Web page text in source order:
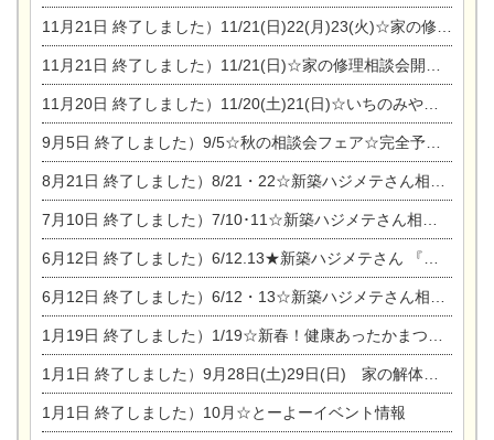
11月21日 終了しました）11/21(日)22(月)23(火)☆家の修理まつり＆増改築リフォーム相談会
11月21日 終了しました）11/21(日)☆家の修理相談会開催 in 扶桑オークビレッジ
11月20日 終了しました）11/20(土)21(日)☆いちのみや逸品市に出店します【ひのきのバラ販売】
9月5日 終了しました）9/5☆秋の相談会フェア☆完全予約制
8月21日 終了しました）8/21・22☆新築ハジメテさん相談会 『集まれ！農地に家を建てたい人！』
7月10日 終了しました）7/10･11☆新築ハジメテさん相談会 『集まれ！農地に家を建てたい人！』完全予約制
6月12日 終了しました）6/12.13★新築ハジメテさん 『木の家 現場体感見学会』
6月12日 終了しました）6/12・13☆新築ハジメテさん相談会『今ある土地に家を建てる際の注意点』
1月19日 終了しました）1/19☆新春！健康あったかまつり＆増改築リフォームまつり
1月1日 終了しました）9月28日(土)29日(日) 家の解体なんでも相談会
1月1日 終了しました）10月☆とーよーイベント情報